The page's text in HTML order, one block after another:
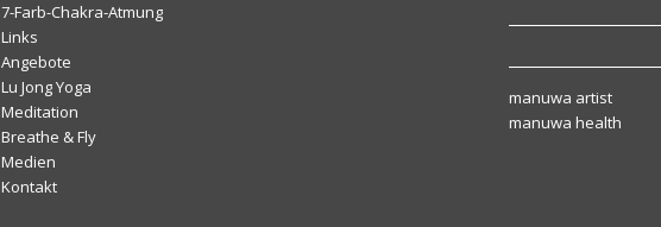
7-Farb-Chakra-Atmung
Links
Angebote
Lu Jong Yoga
Meditation
Breathe & Fly
Medien
Kontakt
manuwa artist
manuwa health